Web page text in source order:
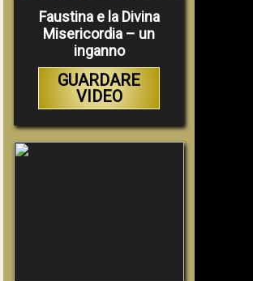
Faustina e la Divina
Misericordia – un
inganno
GUARDARE
VIDEO